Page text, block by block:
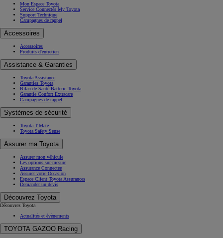
Mon Espace Toyota
Service Connectés My Toyota
Support Technique
Campagnes de rappel
Accessoires
Accessoires
Produits d'entretien
Assistance & Garanties
Toyota Assistance
Garanties Toyota
Bilan de Santé Batterie Toyota
Garantie Confort Extracare
Campagnes de rappel
Systèmes de sécurité
Toyota T-Mate
Toyota Safety Sense
Assurer ma Toyota
Assurer mon véhicule
Les options sur-mesure
Assurance Connectée
Assurer votre Occasion
Espace Client Toyota Assurances
Demander un devis
Découvrez Toyota
Découvrez Toyota
Actualités et évènements
TOYOTA GAZOO Racing